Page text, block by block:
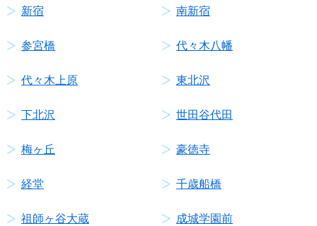
新宿 南新宿
参宮橋 代々木八幡
代々木上原 東北沢
下北沢 世田谷代田
梅ヶ丘 豪徳寺
経堂 千歳船橋
祖師ヶ谷大蔵 成城学園前